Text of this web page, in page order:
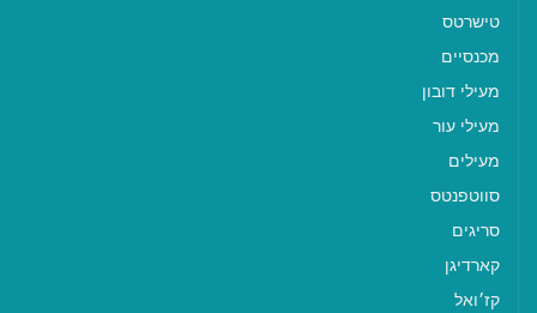
טישרטס
מכנסיים
מעילי דובון
מעילי עור
מעילים
סווטפנטס
סריגים
קארדיגן
קז׳ואל